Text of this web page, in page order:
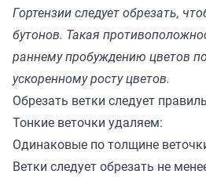
Гортензии следует обрезать,
бутонов. Такая
раннему пробуждению цветов
ускоренному росту цветов.
Обрезать ветки следует
Тонкие веточки удаляем:
Одинаковые по толщине
Ветки следует обрезать не